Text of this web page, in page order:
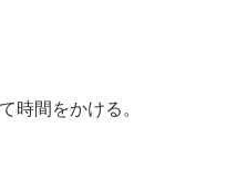
時間をかける。